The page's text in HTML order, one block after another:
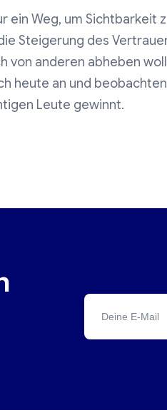
Weg, um Sichtbarkeit
Steigerung des
von anderen abheben
heute an und
Leute gewinnt.